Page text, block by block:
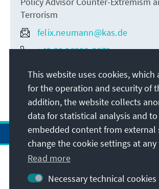
Terrorism
felix.neumann@kas.de
+49 30 26996-3879
This website uses cookies, which
for the operation and security of
addition, the website collects
data for statistical analysis and
embedded content from external
change the cookie settings at
Read more
Necessary technical cookies